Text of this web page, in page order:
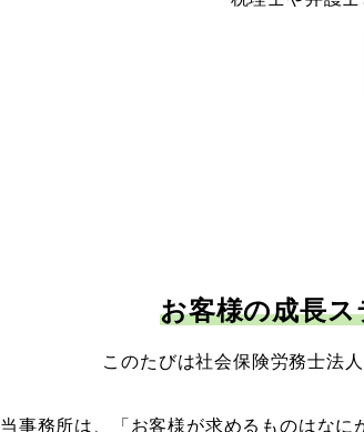
お客様の成長
このたびは社会保険労務士法
当事務所は、「お客様が求めるものはな